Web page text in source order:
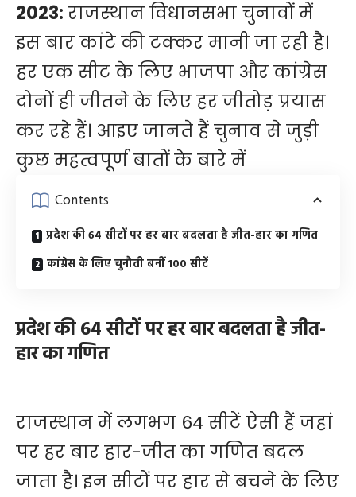
2023:राजस्थान विधानसभा चुनावों में
इस बार कांटे की टक्कर मानी जा रही है।
हर एक सीट के लिए भाजपा और कांग्रेस
दोनों ही जीतने के लिए हर जीतोड़ प्रयास
कर रहे हैं। आइए जानते हैं चुनाव से जुड़ी
कुछ महत्वपूर्ण बातों के बारे में
Contents
प्रदेश की 64 सीटों पर हर बार बदलता है जीत-हार का गणित
कांग्रेस के लिए चुनौती बनीं 100 सीटें
प्रदेश की 64 सीटों पर हर बार बदलता है जीत-
हार का गणित
राजस्थान में लगभग 64 सीटें ऐसी हैं जहां
पर हर बार हार-जीत का गणित बदल
जाता है। इन सीटों पर हार से बचने के लिए